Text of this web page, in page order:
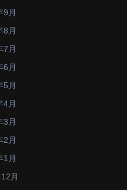
9月
8月
7月
6月
5月
4月
3月
2月
1月
月